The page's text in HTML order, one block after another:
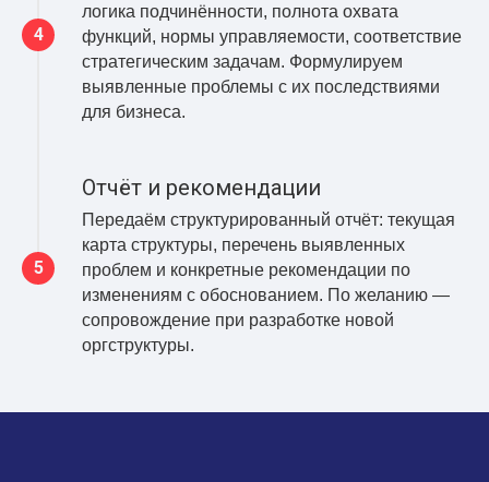
логика подчинённости, полнота охвата
функций, нормы управляемости, соответствие
стратегическим задачам. Формулируем
выявленные проблемы с их последствиями
для бизнеса.
Отчёт и рекомендации
Передаём структурированный отчёт: текущая
карта структуры, перечень выявленных
проблем и конкретные рекомендации по
изменениям с обоснованием. По желанию —
сопровождение при разработке новой
оргструктуры.